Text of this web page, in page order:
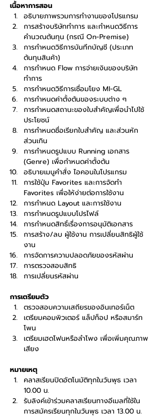
เนื้อหาการสอน
อธิบายภาพรวมการทำงานของโปรแกรม
การสร้างบริษัททำการ และกำหนดวิธีการ
คำนวณต้นทุน (กรณี On-Premise)
การกำหนดวิธีการบันทึกบัญชี (ประเภท
ต้นทุนสินค้า)
การกำหนด Flow การจ่ายเงินของบริษัท
ทำการ
การกำหนดวิธีการเชื่อมโยง MI-GL
การกำหนดค่าตั้งต้นของระบบต่าง ๆ
การกำหนดสถานะของใบสำคัญเพื่อนำไปใช้
ประโยชน์
การกำหนดชื่อเรียกใบสำคัญ และส่วนหัก
ส่วนเกิน
การกำหนดรูปแบบ Running เอกสาร
(Genre) เพื่อกำหนดค่าตั้งต้น
อธิบายเมนูคำสั่ง ไอคอนในโปรแกรม
การใช้ปุ่ม Favorites และการจัดทำ
Favorites เพื่อให้ง่ายต่อการใช้งาน
การกำหนด Layout และการใช้งาน
การกำหนดรูปแบบโปรไฟล์
การกำหนดสิทธิ์เรื่องการอนุมัติเอกสาร
การสร้าง/ลบ ผู้ใช้งาน การเปลี่ยนสิทธิผู้ใช้
งาน
การจัดการความปลอดภัยของรหัสผ่าน
การตรวจสอบสิทธิ
การเปลี่ยนรหัสผ่าน
การเตรียมตัว
ตรวจสอบความเสถียรของอินเทอร์เน็ต
เตรียมคอมพิวเตอร์ แล็ปท็อป หรือสมาร์ท
โพน
เตรียมเฮดโฟนหรือลำโพง เพื่อเพิ่มคุณภาพ
เสียง
หมายเหตุ
คลาสเรียนปิดอัตโนมัติทุกในวันพุธ เวลา
10.00 น.
รับลิงค์เข้าร่วมคลาสเรียนทางอีเมลที่ใช้ใน
การสมัครเรียนทุกในวันพุธ เวลา 13.00 น.